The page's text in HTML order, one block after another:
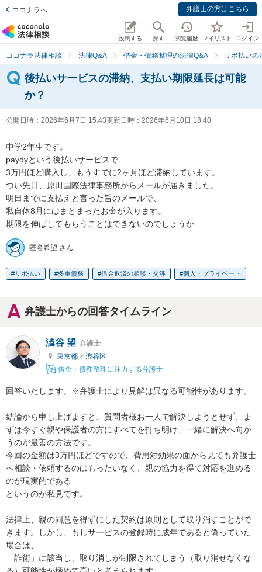
ココナラへ 弁護士の方はこちら
投稿する 探す 閲覧履歴 マイリスト ログイン
ココナラ法律相談 法律Q&A 借金・債務整理の法律Q&A リボ払いの
後払いサービスの滞納、支払い期限延長は可能
か？
公開日時： 2026年6月7日 15:43更新日時： 2026年6月10日 18:40
中学2年生です。
paydyという後払いサービスで
3万円ほど購入し、もうすでに2ヶ月ほど滞納しています。
つい先日、原田国際法律事務所からメールが届きました。
明日までに支払えと言った旨のメールで、
私自体8月にはまとまったお金が入ります。
期限を伸ばしてもらうことはできないのでしょうか
匿名希望 さん
リボ払い 多重債務 借金返済の相談・交渉 個人・プライベート
弁護士からの回答タイムライン
澁谷 望 弁護士
東京都 > 渋谷区
借金・債務整理に注力する弁護士
回答いたします。※弁護士により見解は異なる可能性があります。
結論から申し上げますと、質問者様お一人で解決しようとせず、ま
ずは今すぐ親や保護者の方にすべてを打ち明け、一緒に解決へ向か
うのが最善の方法です。
今回の金額は3万円ほどですので、費用対効果の面から見ても弁護士
へ相談・依頼するのはもったいなく、親の協力を得て対応を進める
のが現実的である
というのが私見です。
法律上、親の同意を得ずにした契約は原則として取り消すことがで
きます。しかし、もしサービスの登録時に成年であると偽っていた
場合は、
「詐術」に該当し、取り消しが制限されてしまう（取り消せなくな